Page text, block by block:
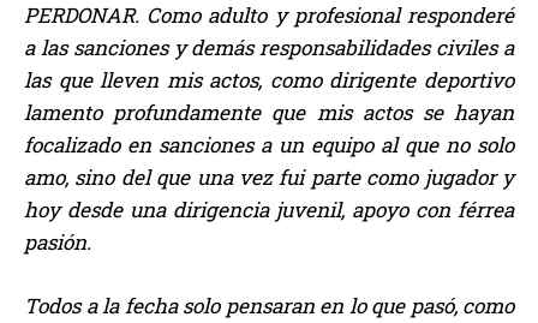
PERDONAR. Como adulto y profesional responderé
a las sanciones y demás responsabilidades civiles a
las que lleven mis actos, como dirigente deportivo
lamento profundamente que mis actos se hayan
focalizado en sanciones a un equipo al que no solo
amo, sino del que una vez fui parte como jugador y
hoy desde una dirigencia juvenil, apoyo con férrea
pasión.
Todos a la fecha solo pensaran en lo que pasó, como